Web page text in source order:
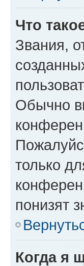
Что
Звания,
Обычно
только
понизят
Когда я